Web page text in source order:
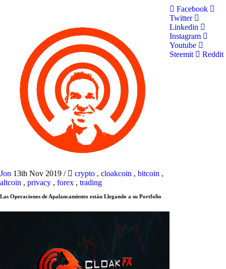
Jon 13th Nov 2019 / crypto , cloakcoin , bitcoin ,
altcoin , privacy , forex , trading
Las Operaciones de Apalancamiento están Llegando a su Portfolio
Facebook
Twitter
Linkedin
Instagram
Youtube
Steemit
Reddit